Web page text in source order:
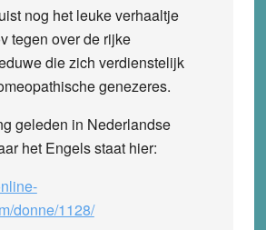
nog het leuke verhaaltje
tegen over de rijke
die zich verdienstelijk
genezeres.
geleden in Nederlandse
het Engels staat hier:
donne/1128/